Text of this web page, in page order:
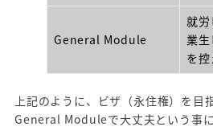
General Module
就
業
を
上記のように、ビザ（永住権）を目
General Moduleで大丈夫という事に